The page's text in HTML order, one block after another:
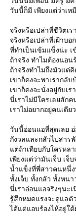
วันนี้ก็มี เพียงแต่ว่าเห
จริงหรือเปล่าที่ชีวิตเร
จริงหรือเปล่าที่เฝ้าบอ
ที่ทำเป็นเข้มแข็งน่ะ เ
ถ้าจริง ทำไมต้องนอ
ถ้าจริงทำไมถึงมัวแต่
เขาก็คงจะพาเรากลับ
เขาก็คงจะนั่งอยู่กับเร
นี่เราไม่มีใครเลยสัก
เราไม่อยากอยู่คนเดีย
วันนี้อ่อนแอที่สุดเลย
กังวลและกลัวไปสาร
ต่ถ้าเทียบกับใครหล
เพียงแต่ว่ามันเจ็บ เจ็
น้ำแข็งที่พี่สาวคนหนึ่ง
ทั้งเจ็บ ทั้งกลัว ทั้งหนา
นี่เราอ่อนแอจริงๆนะ
รู้สึกหมดแรงจะดูแลตัว
ได้แต่แอบร้องไห้อยู่ใ